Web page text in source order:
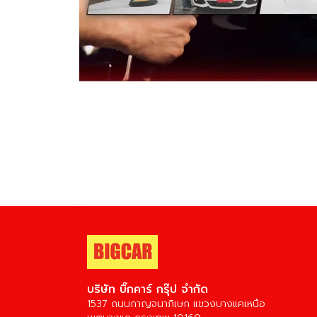
บริษัท บิ๊กคาร์ กรุ๊ป จำกัด
1537 ถนนกาญจนาภิเษก แขวงบางแคเหนือ